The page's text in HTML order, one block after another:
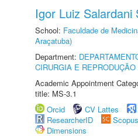
Igor Luiz Salardani
School: Faculdade de
Araçatuba)
Department:
CIRURGIA E
Academic Appointment
title: MS-3.1
Orcid
CV Lattes
ResearcherID
Scopus
Dimensions